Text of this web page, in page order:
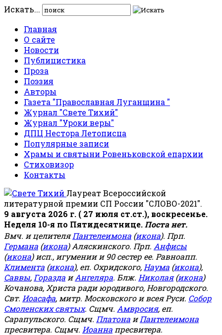
Искать...
Главная
О сайте
Новости
Публицистика
Проза
Поэзия
Авторы
Газета "Православная Луганщина "
Журнал "Свете Тихий"
Журнал "Уроки веры"
ДПЦ Нестора Летописца
Популярные записи
Храмы и святыни Ровеньковской епархии
Стиховизор
Контакты
Лауреат Всероссийской
литературной премии СП России "СЛОВО-2021".
9 августа 2026 г. ( 27 июля ст.ст.), воскресенье.
Неделя 10-я по Пятидесятнице. Поста нет.
Вмч. и целителяПантелеимона (икона). Прп.
Германа (икона) Аляскинского. Прп. Анфисы
(икона) исп., игумении и 90 сестер ее. Равноапп.
Климента (икона), еп. Охридского, Наума (икона),
Саввы, Горазда иАнгеляра. Блж. Николая(икона)
Кочанова, Христа ради юродивого, Новгородского.
Свт. Иоасафа, митр. Московского и всея Руси. Собор
Смоленских святых. Сщмч. Амвросия, еп.
Сарапульского. Сщмч. Платона иПантелеимона
пресвитера. Сщмч. Иоанна пресвитера.